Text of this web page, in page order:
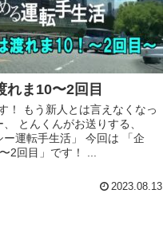
れま10〜2回目
！ もう新人とは言えなくなっ
とんくんがお送りする、
ー運転手生活」 今回は 「企
2回目」です！ ...
2023.08.13